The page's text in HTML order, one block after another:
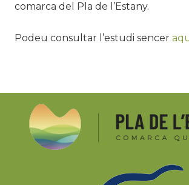
comarca del Pla de l’Estany.
Podeu consultar l’estudi sencer